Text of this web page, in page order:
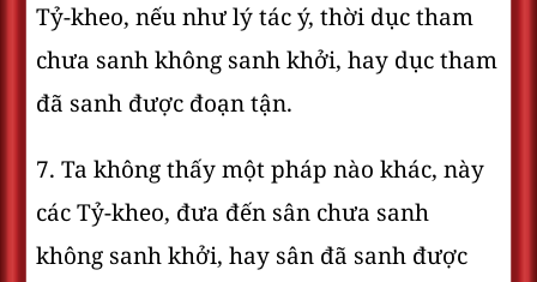
Tỷ-kheo, nếu như lý tác ý, thời dục tham
chưa sanh không sanh khởi, hay dục tham
đã sanh được đoạn tận.
7. Ta không thấy một pháp nào khác, này
các Tỷ-kheo, đưa đến sân chưa sanh
không sanh khởi, hay sân đã sanh được